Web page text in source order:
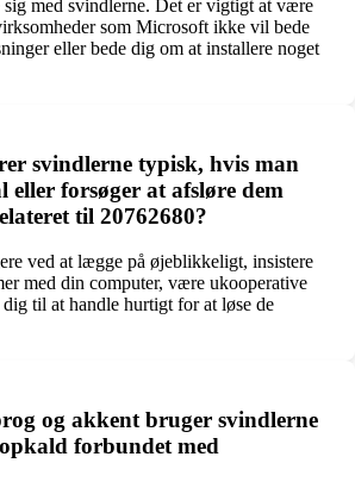
sig med svindlerne. Det er vigtigt at være
som Microsoft ikke vil bede
eller bede dig om at installere noget
svindlerne typisk, hvis man
eller forsøger at afsløre dem
til 20762680?
ved at lægge på øjeblikkeligt, insistere
med din computer, være ukooperative
dig til at handle hurtigt for at løse de
og akkent bruger svindlerne
forbundet med